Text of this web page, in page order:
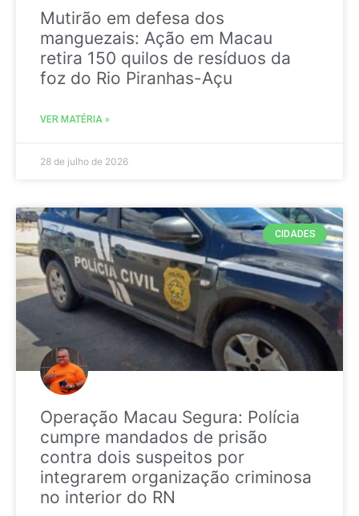
Mutirão em defesa dos
manguezais: Ação em Macau
retira 150 quilos de resíduos da
foz do Rio Piranhas-Açu
VER MATÉRIA »
28 de julho de 2026
CIDADES
Operação Macau Segura: Polícia
cumpre mandados de prisão
contra dois suspeitos por
integrarem organização criminosa
no interior do RN